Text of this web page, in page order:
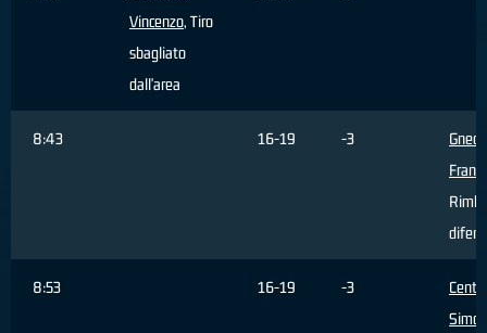
Vincenzo, Tiro
sbagliato
dall'area
8:43 16-19 -3
8:53 16-19 -3